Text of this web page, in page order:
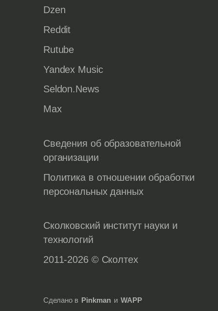
Dzen
Reddit
Rutube
Yandex Music
Seldon.News
Max
Сведения об образовательной
организации
Политика в отношении обработки
персональных данных
Сколковский институт науки и
технологий
2011-2026 © Сколтех
Сделано в Pinkman и WAPP